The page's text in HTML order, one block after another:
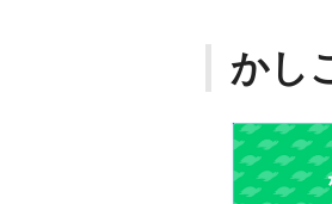
かし